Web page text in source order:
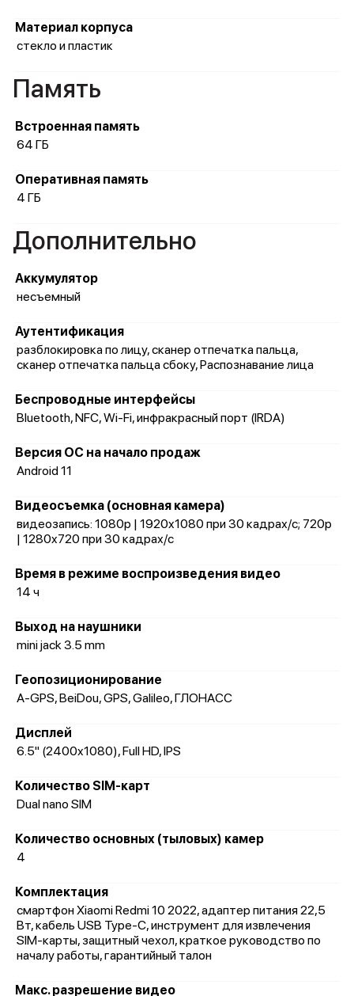
Материал корпуса
стекло и пластик
Память
Встроенная память
64 ГБ
Оперативная память
4 ГБ
Дополнительно
Аккумулятор
несъемный
Аутентификация
разблокировка по лицу, сканер отпечатка пальца,
сканер отпечатка пальца сбоку, Распознавание лица
Беспроводные интерфейсы
Bluetooth, NFC, Wi-Fi, инфракрасный порт (IRDA)
Версия ОС на начало продаж
Android 11
Видеосъемка (основная камера)
видеозапись: 1080p | 1920x1080 при 30 кадрах/с; 720p
| 1280x720 при 30 кадрах/с
Время в режиме воспроизведения видео
14 ч
Выход на наушники
mini jack 3.5 mm
Геопозиционирование
A-GPS, BeiDou, GPS, Galileo, ГЛОНАСС
Дисплей
6.5" (2400x1080), Full HD, IPS
Количество SIM-карт
Dual nano SIM
Количество основных (тыловых) камер
4
Комплектация
смартфон Xiaomi Redmi 10 2022, адаптер питания 22,5
Вт, кабель USB Type-C, инструмент для извлечения
SIM-карты, защитный чехол, краткое руководство по
началу работы, гарантийный талон
Макс. разрешение видео